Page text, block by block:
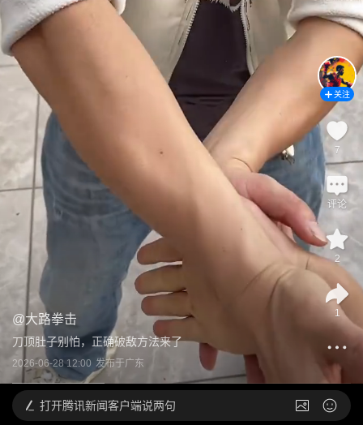
@大路拳击
刀顶肚子别怕，正确破敌方法来了
2026-06-28 12:00 发布于广东
关注
7
评论
2
1
打开腾讯新闻客户端说两句